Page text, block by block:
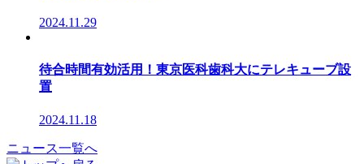
2024.11.29
待合時間有効活用！東京医科歯科大にテレキューブ設
置
2024.11.18
ニュース一覧へ